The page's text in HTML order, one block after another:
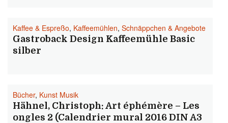
Kaffee & Espreßo, Kaffeemühlen, Schnäppchen & Angebote
Gastroback Design Kaffeemühle Basic
silber
Bücher, Kunst Musik
Hähnel, Christoph: Art éphémère – Les
ongles 2 (Calendrier mural 2016 DIN A3